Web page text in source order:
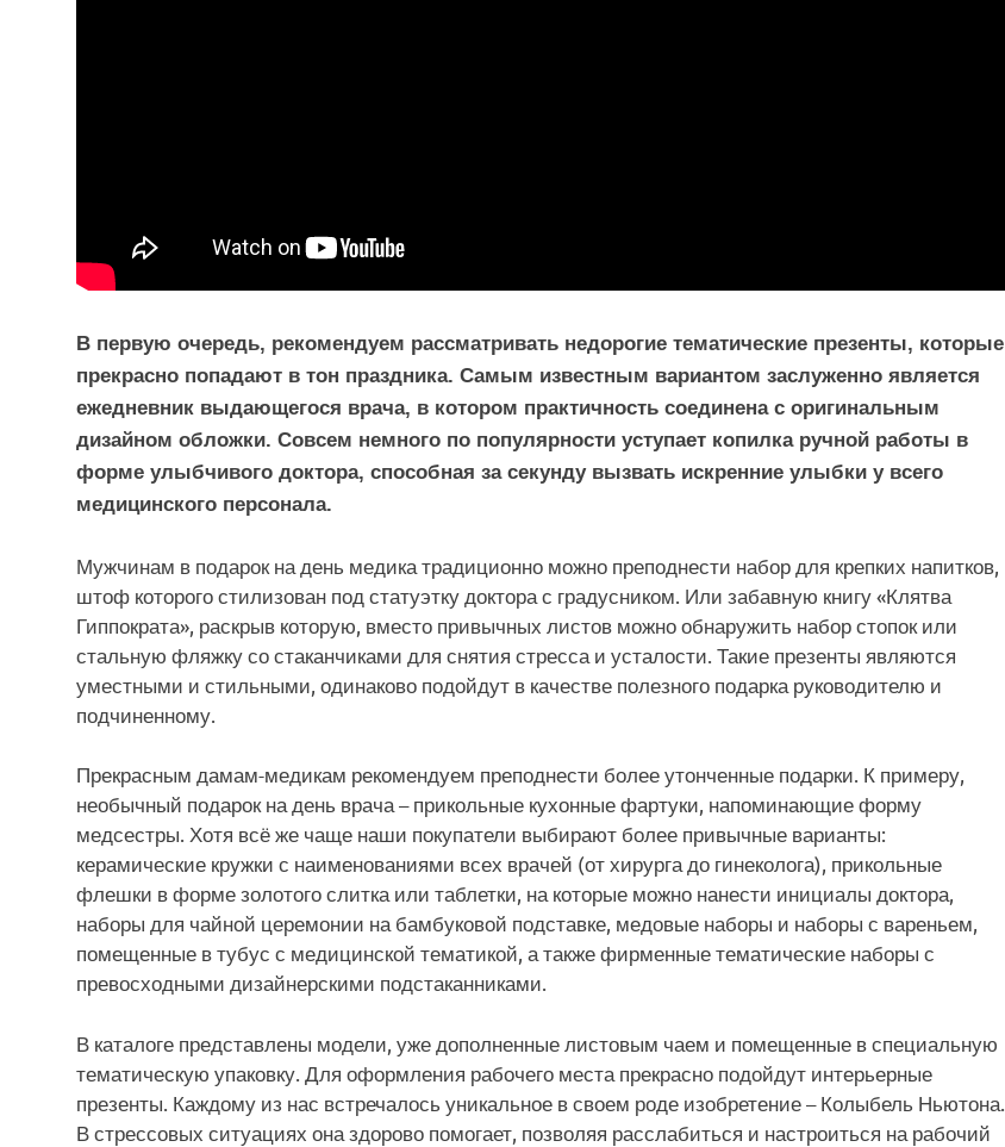
В первую очередь, рекомендуем рассматривать недорогие тематические презенты, которые
прекрасно попадают в тон праздника. Самым известным вариантом заслуженно является
ежедневник выдающегося врача, в котором практичность соединена с оригинальным
дизайном обложки. Совсем немного по популярности уступает копилка ручной работы в
форме улыбчивого доктора, способная за секунду вызвать искренние улыбки у всего
медицинского персонала.
Мужчинам в подарок на день медика традиционно можно преподнести набор для крепких напитков,
штоф которого стилизован под статуэтку доктора с градусником. Или забавную книгу «Клятва
Гиппократа», раскрыв которую, вместо привычных листов можно обнаружить набор стопок или
стальную фляжку со стаканчиками для снятия стресса и усталости. Такие презенты являются
уместными и стильными, одинаково подойдут в качестве полезного подарка руководителю и
подчиненному.
Прекрасным дамам-медикам рекомендуем преподнести более утонченные подарки. К примеру,
необычный подарок на день врача – прикольные кухонные фартуки, напоминающие форму
медсестры. Хотя всё же чаще наши покупатели выбирают более привычные варианты:
керамические кружки с наименованиями всех врачей (от хирурга до гинеколога), прикольные
флешки в форме золотого слитка или таблетки, на которые можно нанести инициалы доктора,
наборы для чайной церемонии на бамбуковой подставке, медовые наборы и наборы с вареньем,
помещенные в тубус с медицинской тематикой, а также фирменные тематические наборы с
превосходными дизайнерскими подстаканниками.
В каталоге представлены модели, уже дополненные листовым чаем и помещенные в специальную
тематическую упаковку. Для оформления рабочего места прекрасно подойдут интерьерные
презенты. Каждому из нас встречалось уникальное в своем роде изобретение – Колыбель Ньютона.
В стрессовых ситуациях она здорово помогает, позволяя расслабиться и настроиться на рабочий